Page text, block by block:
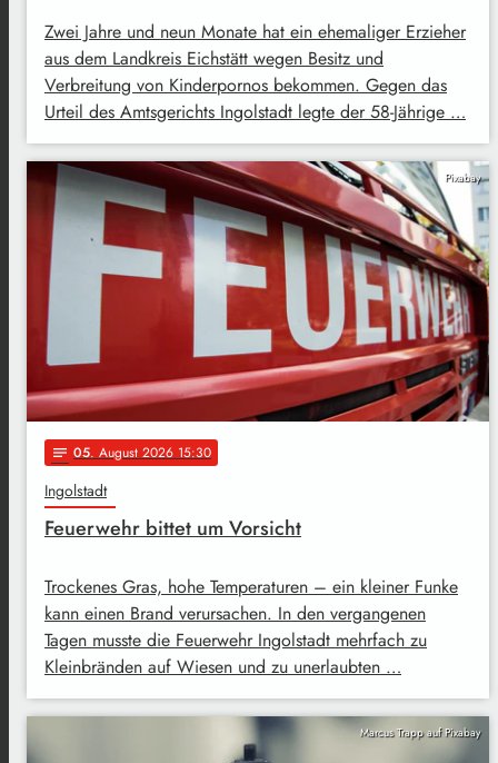
Zwei Jahre und neun Monate hat ein ehemaliger Erzieher
aus dem Landkreis Eichstätt wegen Besitz und
Verbreitung von Kinderpornos bekommen. Gegen das
Urteil des Amtsgerichts Ingolstadt legte der 58-Jährige …
Pixabay
notes 05. August 2026 15:30
Ingolstadt
Feuerwehr bittet um Vorsicht
Trockenes Gras, hohe Temperaturen – ein kleiner Funke
kann einen Brand verursachen. In den vergangenen
Tagen musste die Feuerwehr Ingolstadt mehrfach zu
Kleinbränden auf Wiesen und zu unerlaubten …
Marcus Trapp auf Pixabay